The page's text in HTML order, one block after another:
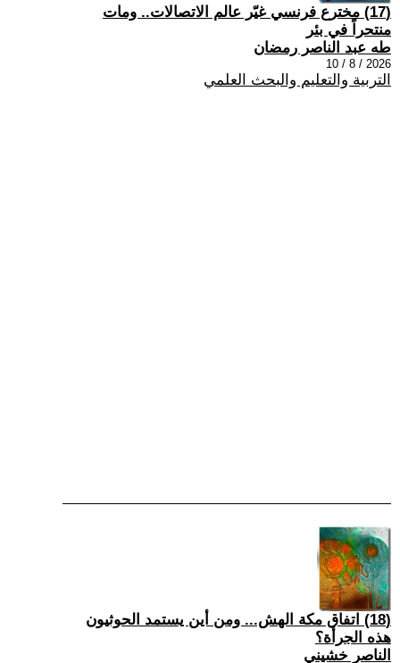
(17) مخترع فرنسي غيّر عالم الاتصالات.. ومات
منتحراً في بئر
طه عبد الناصر رمضان
2026 / 8 / 10
التربية والتعليم والبحث العلمي
(18) اتفاق مكة الهش... ومن أين يستمد الحوثيون
هذه الجرأة؟
الناصر خشيني